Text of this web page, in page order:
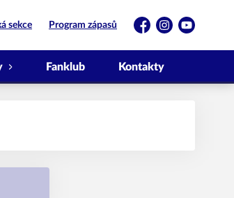
sekce Program zápasů
FacebookInstagramYouTube
Fanklub Kontakty